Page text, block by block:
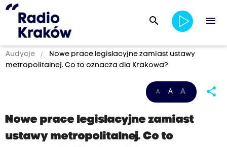
search menu
Audycje
Nowe prace legislacyjne zamiast ustawy
metropolitalnej. Co to oznacza dla Krakowa?
A A A share
Nowe prace legislacyjne zamiast
ustawy metropolitalnej. Co to